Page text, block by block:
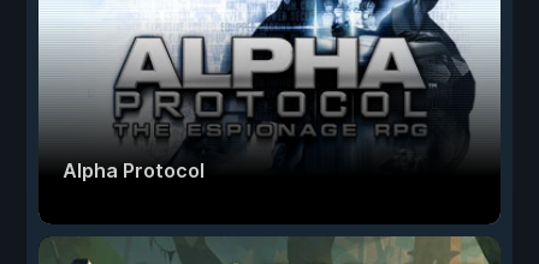
Alpha Protocol